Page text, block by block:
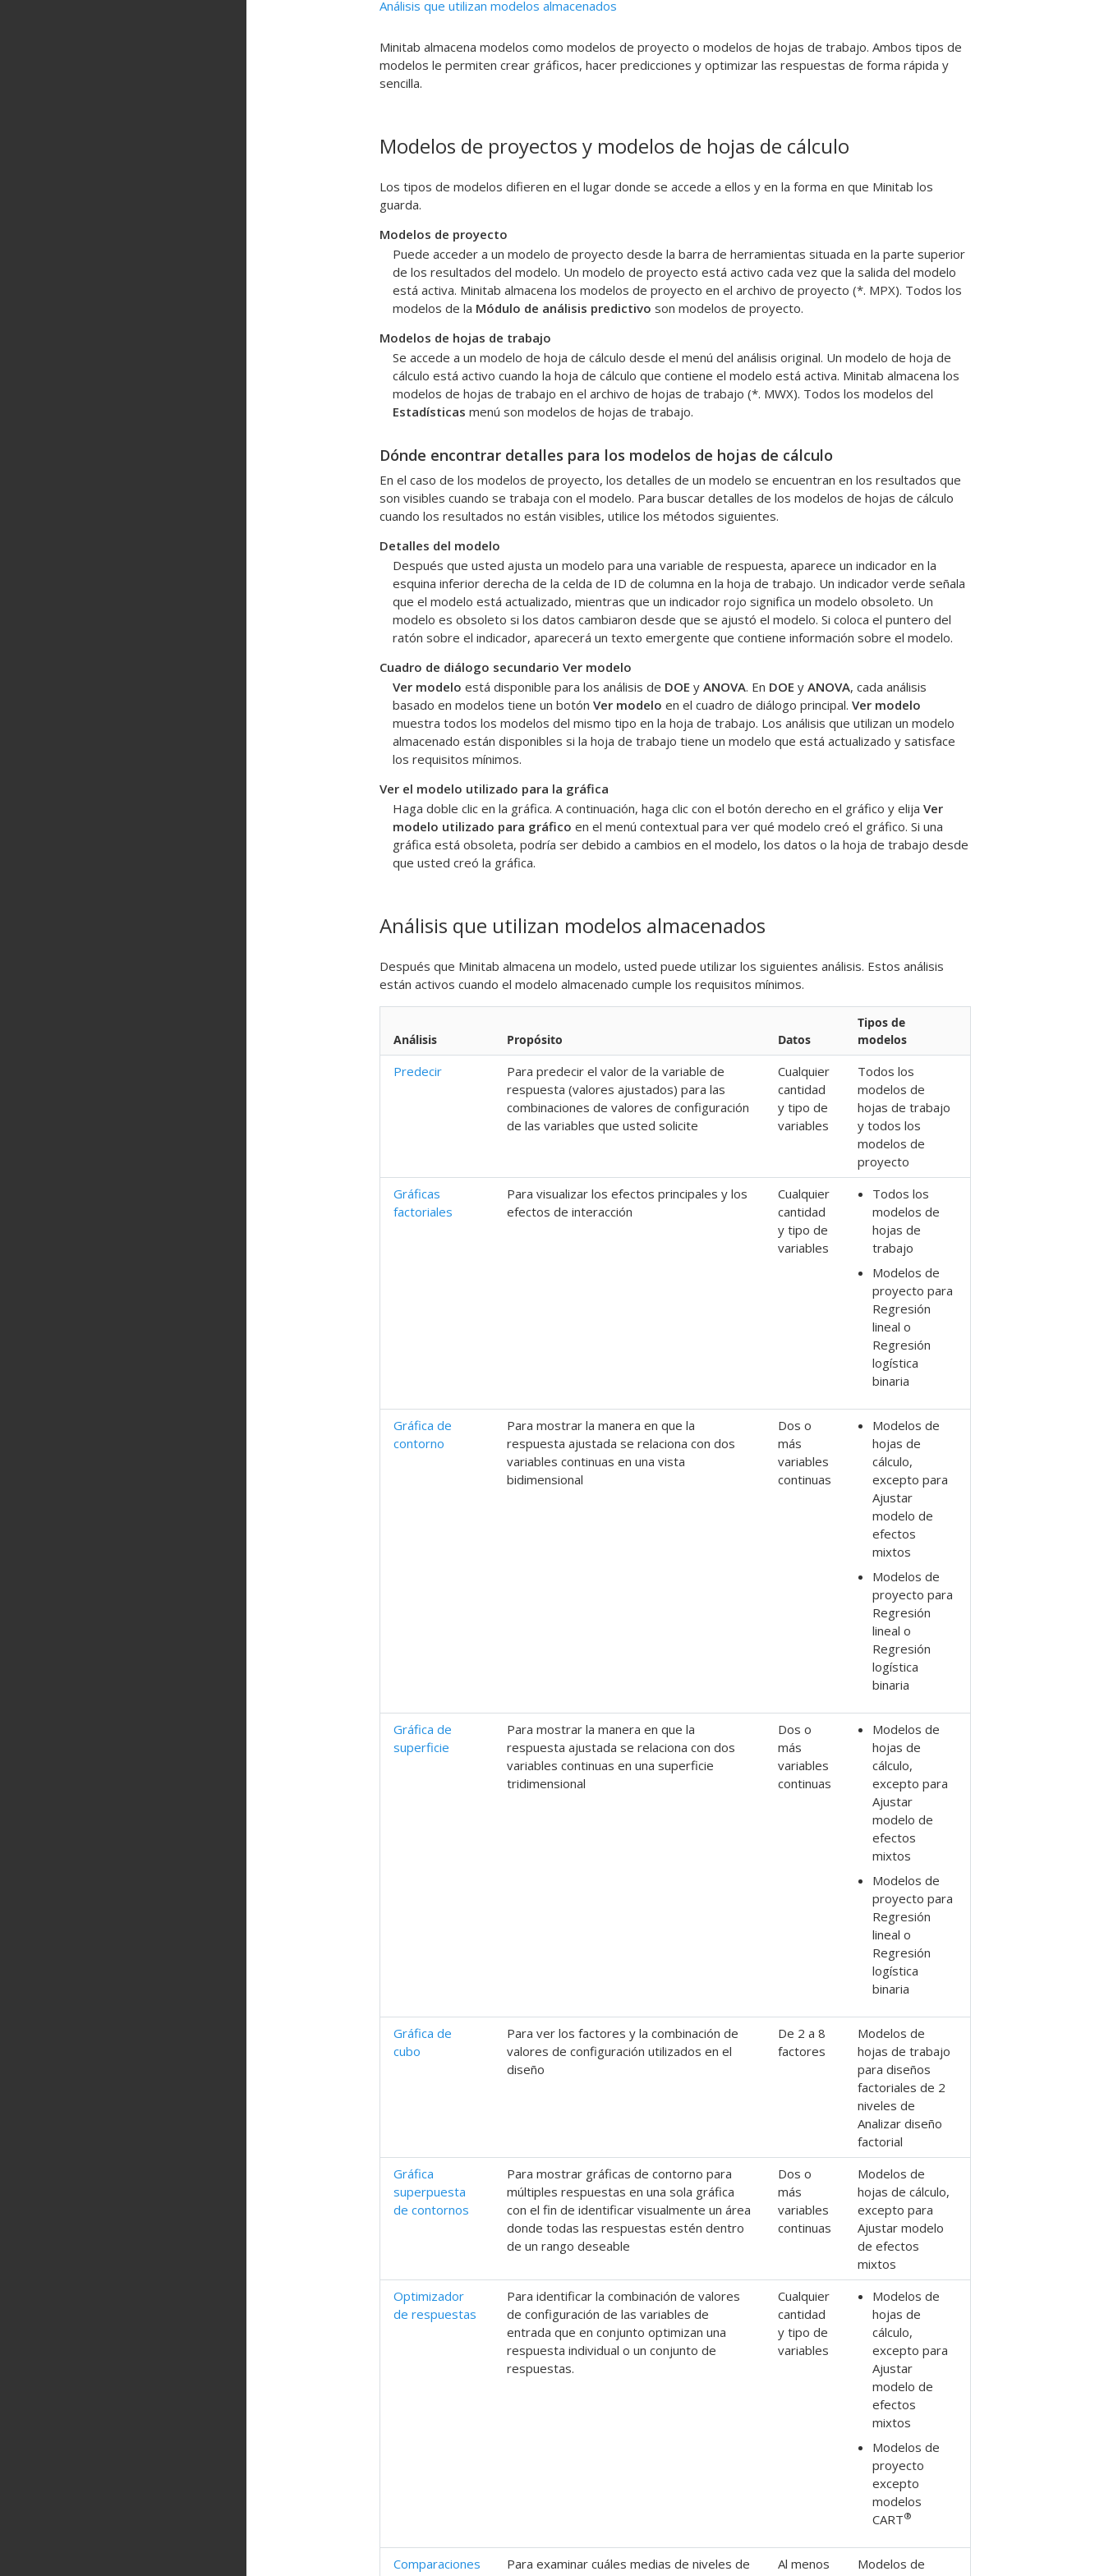
Análisis que utilizan modelos almacenados
Minitab almacena modelos como modelos de proyecto o modelos de hojas de trabajo. Ambos tipos de
modelos le permiten crear gráficos, hacer predicciones y optimizar las respuestas de forma rápida y
sencilla.
Modelos de proyectos y modelos de hojas de cálculo
Los tipos de modelos difieren en el lugar donde se accede a ellos y en la forma en que Minitab los
guarda.
Modelos de proyecto
Puede acceder a un modelo de proyecto desde la barra de herramientas situada en la parte superior
de los resultados del modelo. Un modelo de proyecto está activo cada vez que la salida del modelo
está activa. Minitab almacena los modelos de proyecto en el archivo de proyecto (*. MPX). Todos los
modelos de la Módulo de análisis predictivo son modelos de proyecto.
Modelos de hojas de trabajo
Se accede a un modelo de hoja de cálculo desde el menú del análisis original. Un modelo de hoja de
cálculo está activo cuando la hoja de cálculo que contiene el modelo está activa. Minitab almacena los
modelos de hojas de trabajo en el archivo de hojas de trabajo (*. MWX). Todos los modelos del
Estadísticas menú son modelos de hojas de trabajo.
Dónde encontrar detalles para los modelos de hojas de cálculo
En el caso de los modelos de proyecto, los detalles de un modelo se encuentran en los resultados que
son visibles cuando se trabaja con el modelo. Para buscar detalles de los modelos de hojas de cálculo
cuando los resultados no están visibles, utilice los métodos siguientes.
Detalles del modelo
Después que usted ajusta un modelo para una variable de respuesta, aparece un indicador en la
esquina inferior derecha de la celda de ID de columna en la hoja de trabajo. Un indicador verde señala
que el modelo está actualizado, mientras que un indicador rojo significa un modelo obsoleto. Un
modelo es obsoleto si los datos cambiaron desde que se ajustó el modelo. Si coloca el puntero del
ratón sobre el indicador, aparecerá un texto emergente que contiene información sobre el modelo.
Cuadro de diálogo secundario Ver modelo
Ver modelo está disponible para los análisis de DOE y ANOVA. En DOE y ANOVA, cada análisis
basado en modelos tiene un botón Ver modelo en el cuadro de diálogo principal. Ver modelo
muestra todos los modelos del mismo tipo en la hoja de trabajo. Los análisis que utilizan un modelo
almacenado están disponibles si la hoja de trabajo tiene un modelo que está actualizado y satisface
los requisitos mínimos.
Ver el modelo utilizado para la gráfica
Haga doble clic en la gráfica. A continuación, haga clic con el botón derecho en el gráfico y elija Ver
modelo utilizado para gráfico en el menú contextual para ver qué modelo creó el gráfico. Si una
gráfica está obsoleta, podría ser debido a cambios en el modelo, los datos o la hoja de trabajo desde
que usted creó la gráfica.
Análisis que utilizan modelos almacenados
Después que Minitab almacena un modelo, usted puede utilizar los siguientes análisis. Estos análisis
están activos cuando el modelo almacenado cumple los requisitos mínimos.
Análisis Propósito Datos
Tipos de
modelos
Predecir
Para predecir el valor de la variable de
respuesta (valores ajustados) para las
combinaciones de valores de configuración
de las variables que usted solicite
Cualquier
cantidad
y tipo de
variables
Todos los
modelos de
hojas de trabajo
y todos los
modelos de
proyecto
Gráficas
factoriales
Para visualizar los efectos principales y los
efectos de interacción
Cualquier
cantidad
y tipo de
variables
Todos los
modelos de
hojas de
trabajo
Modelos de
proyecto para
Regresión
lineal o
Regresión
logística
binaria
Gráfica de
contorno
Para mostrar la manera en que la
respuesta ajustada se relaciona con dos
variables continuas en una vista
bidimensional
Dos o
más
variables
continuas
Modelos de
hojas de
cálculo,
excepto para
Ajustar
modelo de
efectos
mixtos
Modelos de
proyecto para
Regresión
lineal o
Regresión
logística
binaria
Gráfica de
superficie
Para mostrar la manera en que la
respuesta ajustada se relaciona con dos
variables continuas en una superficie
tridimensional
Dos o
más
variables
continuas
Modelos de
hojas de
cálculo,
excepto para
Ajustar
modelo de
efectos
mixtos
Modelos de
proyecto para
Regresión
lineal o
Regresión
logística
binaria
Gráfica de
cubo
Para ver los factores y la combinación de
valores de configuración utilizados en el
diseño
De 2 a 8
factores
Modelos de
hojas de trabajo
para diseños
factoriales de 2
niveles de
Analizar diseño
factorial
Gráfica
superpuesta
de contornos
Para mostrar gráficas de contorno para
múltiples respuestas en una sola gráfica
con el fin de identificar visualmente un área
donde todas las respuestas estén dentro
de un rango deseable
Dos o
más
variables
continuas
Modelos de
hojas de cálculo,
excepto para
Ajustar modelo
de efectos
mixtos
Optimizador
de respuestas
Para identificar la combinación de valores
de configuración de las variables de
entrada que en conjunto optimizan una
respuesta individual o un conjunto de
respuestas.
Cualquier
cantidad
y tipo de
variables
Modelos de
hojas de
cálculo,
excepto para
Ajustar
modelo de
efectos
mixtos
Modelos de
proyecto
excepto
modelos
CART®
Comparaciones
Para examinar cuáles medias de niveles de
Al menos
Modelos de